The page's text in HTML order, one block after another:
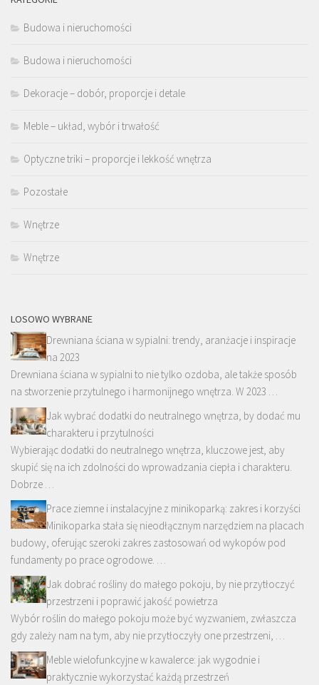
Budowa i nieruchomości
Budowa i nieruchomości
Dekoracje – dobór, proporcje i detale
Meble – układ, wybór i trwałość
Optyczne triki – proporcje i lekkość wnętrza
Pozostałe
Wnętrze
Wnętrze
LOSOWO WYBRANE
Drewniana ściana w sypialni: trendy, aranżacje i inspiracje
na 2023
Drewniana ściana w sypialni to nie tylko ozdoba, ale także sposób
na stworzenie przytulnego i harmonijnego wnętrza. W 2023 …
Jak wybrać dodatki do neutralnego wnętrza, by dodać mu
charakteru i przytulności
Wybierając dodatki do neutralnego wnętrza, kluczowe jest, aby
skupić się na ich zdolności do wprowadzania ciepła i charakteru.
Dobrze …
Prace ziemne i instalacyjne z minikoparką: zakres i korzyści
Minikoparka stała się nieodłącznym narzędziem na placach
budowy, oferując szeroki zakres zastosowań od wykopów pod
fundamenty po prace ogrodowe. …
Jak dobrać rośliny do małego pokoju, by nie przytłoczyć
przestrzeni i poprawić jakość powietrza
Wybór roślin do małego pokoju może być wyzwaniem, zwłaszcza
gdy zależy nam na tym, aby nie przytłoczyły one przestrzeni, …
Meble wielofunkcyjne w kawalerce: jak wygodnie i
praktycznie wykorzystać każdą przestrzeń